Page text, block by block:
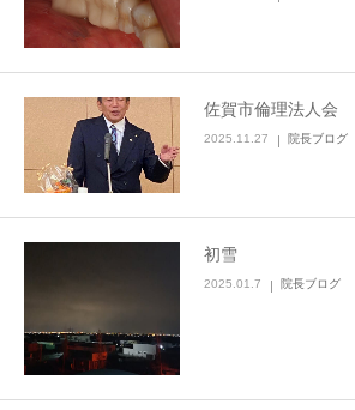
佐賀市倫理法人会
2025.11.27 院長ブログ
初雪
2025.01.7 院長ブログ